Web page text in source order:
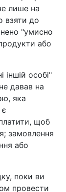
лише на
взяти до
"умисно
або
іншій особі"
давав на
яка
щоб
замовлення
або
поки ви
провести